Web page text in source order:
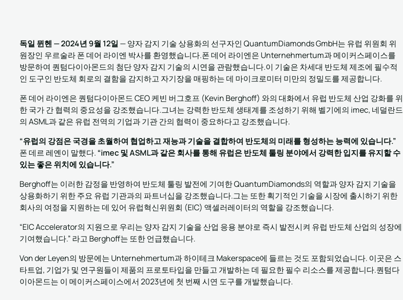
독일 뮌헨 — 2024년 9월 12일 — 양자 감지 기술 상용화의 선구자인 QuantumDiamonds GmbH는 유럽 위원회 위
원장인 우르술라 폰 데어 라이엔 박사를 환영했습니다.폰 데어 라이엔은 Unternehmertum과 메이커스페이스를
방문하여 퀀텀다이아몬드의 첨단 양자 감지 기술의 시연을 관람했습니다.이 기술은 차세대 반도체 제조에 필수적
인 도구인 반도체 회로의 결함을 감지하고 자기장을 매핑하는 데 마이크로미터 미만의 정밀도를 제공합니다.
폰 데어 라이엔은 퀀텀다이아몬드 CEO 케빈 버그호프 (Kevin Berghoff) 와의 대화에서 유럽 반도체 산업 강화를 위
한 국가 간 협력의 중요성을 강조했습니다.그녀는 강력한 반도체 생태계를 조성하기 위해 벨기에의 imec, 네덜란드
의 ASML과 같은 유럽 전역의 기업과 기관 간의 협력이 중요하다고 강조했습니다.
“유럽의 강점은 국경을 초월하여 협업하고 재능과 기술을 결합하여 반도체의 미래를 형성하는 능력에 있습니다.”
폰 데르 레옌이 말했다. “imec 및 ASML과 같은 회사를 통해 유럽은 반도체 툴링 분야에서 강력한 입지를 유지할 수
있는 좋은 위치에 있습니다.”
Berghoff는 이러한 감정을 반영하여 반도체 툴링 발전에 기여한 QuantumDiamonds의 역할과 양자 감지 기술을
상용화하기 위한 주요 유럽 기관과의 파트너십을 강조했습니다.그는 또한 획기적인 기술을 시장에 출시하기 위한
회사의 여정을 지원하는 데 있어 유럽혁신위원회 (EIC) 액셀러레이터의 역할을 강조했습니다.
“EIC Accelerator의 지원으로 우리는 양자 감지 기술을 산업 응용 분야로 즉시 발전시켜 유럽 반도체 산업의 성장에
기여했습니다.” 라고 Berghoff는 또한 언급했습니다.
Von der Leyen의 방문에는 Unternehmertum과 하이테크 Makerspace에 들르는 것도 포함되었습니다. 이곳은 스
타트업, 기업가 및 연구원들이 제품의 프로토타입을 만들고 개발하는 데 필요한 필수 리소스를 제공합니다.퀀텀다
이아몬드는 이 메이커스페이스에서 2023년에 첫 번째 시연 도구를 개발했습니다.